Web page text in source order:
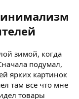
зимой, когда
подумал,
ярких картинок
там все что мне
товары